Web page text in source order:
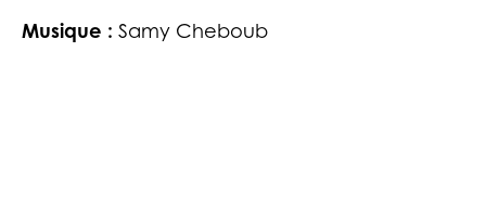
Musique : Samy Cheboub